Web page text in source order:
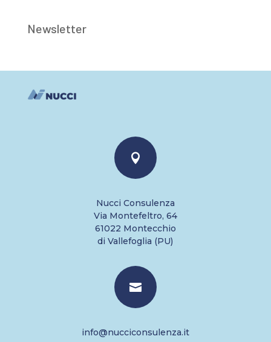
Newsletter

Nucci Consulenza
Via Montefeltro, 64
61022 Montecchio
di Vallefoglia (PU)

info@nucciconsulenza.it